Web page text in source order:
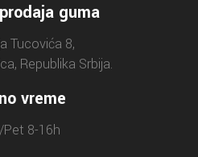
guma
Tucovića 8,
Republika Srbija.
vreme
8-16h